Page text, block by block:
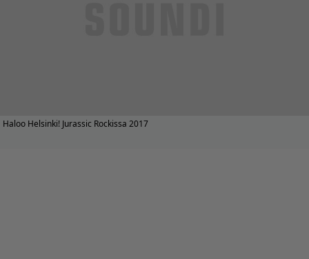
Haloo Helsinki! Jurassic Rockissa 2017